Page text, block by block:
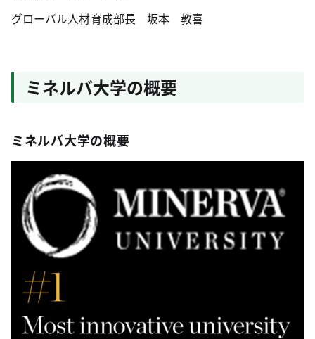
グローバル人材育成部長 坂本 教喜
ミネルバ大学の概要
ミネルバ大学の概要